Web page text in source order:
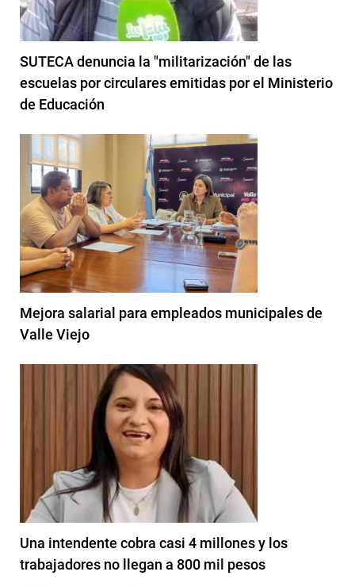
SUTECA denuncia la "militarización" de las
escuelas por circulares emitidas por el Ministerio
de Educación
Mejora salarial para empleados municipales de
Valle Viejo
Una intendente cobra casi 4 millones y los
trabajadores no llegan a 800 mil pesos